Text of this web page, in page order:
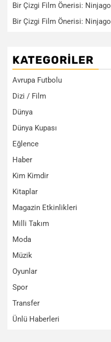
Bir Çizgi Film Önerisi: Ninjago
Bir Çizgi Film Önerisi: Ninjago
KATEGORILER
Avrupa Futbolu
Dizi / Film
Dünya
Dünya Kupası
Eğlence
Haber
Kim Kimdir
Kitaplar
Magazin Etkinlikleri
Milli Takım
Moda
Müzik
Oyunlar
Spor
Transfer
Ünlü Haberleri